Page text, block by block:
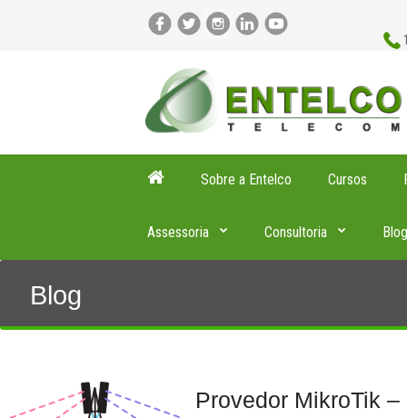
Sobre a Entelco Cursos
Assessoria Consultoria Blog
Blog
Provedor MikroTik